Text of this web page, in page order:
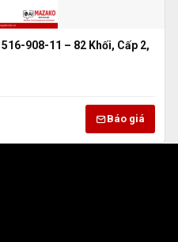
908-11 – 82 Khối, Cấp 2,
Báo giá